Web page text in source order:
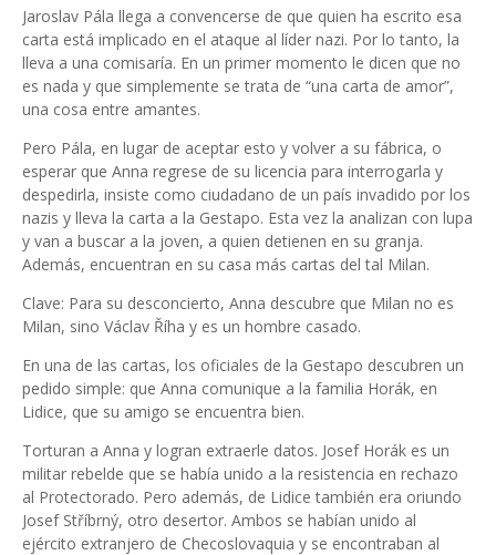
Jaroslav Pála llega a convencerse de que quien ha escrito esa
carta está implicado en el ataque al líder nazi. Por lo tanto, la
lleva a una comisaría. En un primer momento le dicen que no
es nada y que simplemente se trata de “una carta de amor”,
una cosa entre amantes.
Pero Pála, en lugar de aceptar esto y volver a su fábrica, o
esperar que Anna regrese de su licencia para interrogarla y
despedirla, insiste como ciudadano de un país invadido por los
nazis y lleva la carta a la Gestapo. Esta vez la analizan con lupa
y van a buscar a la joven, a quien detienen en su granja.
Además, encuentran en su casa más cartas del tal Milan.
Clave: Para su desconcierto, Anna descubre que Milan no es
Milan, sino Václav Říha y es un hombre casado.
En una de las cartas, los oficiales de la Gestapo descubren un
pedido simple: que Anna comunique a la familia Horák, en
Lidice, que su amigo se encuentra bien.
Torturan a Anna y logran extraerle datos. Josef Horák es un
militar rebelde que se había unido a la resistencia en rechazo
al Protectorado. Pero además, de Lidice también era oriundo
Josef Stříbrný, otro desertor. Ambos se habían unido al
ejército extranjero de Checoslovaquia y se encontraban al